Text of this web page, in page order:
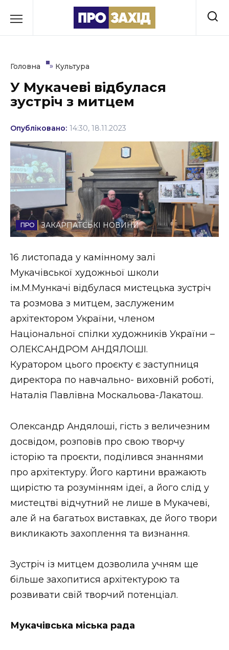
до
Культура
Освіта
Події
Політика
Соціум
Спорт
Стиль життя
Втрачений Ужгород
Втрачений Ужгород (відеоверсія)
ЗАКАРПАТСЬКІ НОВИНИ
НОВИНИ ЗАХІДНОЇ УКРАЇНИ
ВІДЕО
Головна » Культура
У Мукачеві відбулася
зустріч з митцем
Опубліковано: 14:30, 18.11.2023
ЗАКАРПАТСЬКІ НОВИНИ
16 листопада у камінному залі
Мукачівської художньої школи
ім.М.Мункачі відбулася мистецька зустріч
та розмова з митцем, заслуженим
архітектором України, членом
Національної спілки художників України –
ОЛЕКСАНДРОМ АНДЯЛОШІ.
Куратором цього проєкту є заступниця
директора по навчально- виховній роботі,
Наталія Павлівна Москальова-Лакатош.
Олександр Андялоші, гість з величезним
досвідом, розповів про свою творчу
історію та проєкти, поділився знаннями
про архітектуру. Його картини вражають
щирістю та розумінням ідеї, а його слід у
мистецтві відчутний не лише в Мукачеві,
але й на багатьох виставках, де його твори
викликають захоплення та визнання.
Зустріч із митцем дозволила учням ще
більше захопитися архітектурою та
розвивати свій творчий потенціал.
Мукачівська міська рада